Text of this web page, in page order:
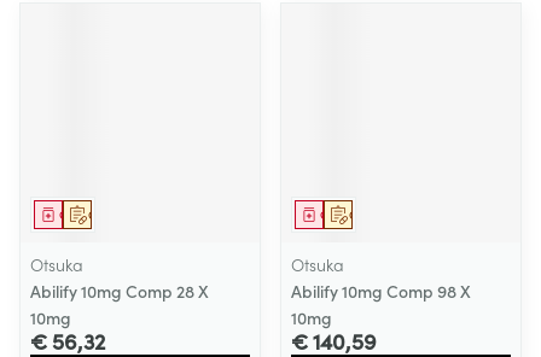
Op voorschrift
Geneesmiddel
Otsuka
Abilify 10mg Comp 28 X
10mg
€ 56,32
Op voorschrift
Geneesmiddel
Otsuka
Abilify 10mg Comp 98 X
10mg
€ 140,59